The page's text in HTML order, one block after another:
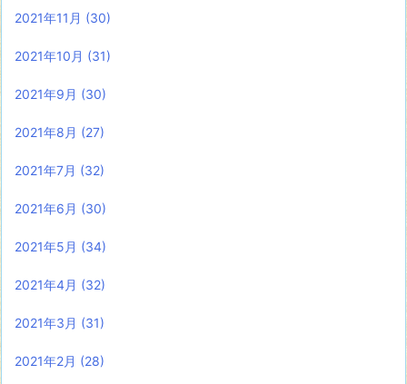
2021年11月 (30)
2021年10月 (31)
2021年9月 (30)
2021年8月 (27)
2021年7月 (32)
2021年6月 (30)
2021年5月 (34)
2021年4月 (32)
2021年3月 (31)
2021年2月 (28)